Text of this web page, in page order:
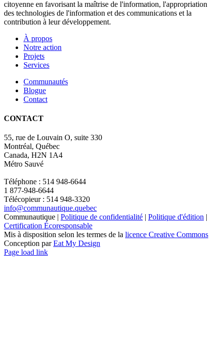
citoyenne en favorisant la maîtrise de l'information, l'appropriation
des technologies de l'information et des communications et la
contribution à leur développement.
À propos
Notre action
Projets
Services
Communautés
Blogue
Contact
CONTACT
55, rue de Louvain O, suite 330
Montréal, Québec
Canada, H2N 1A4
Métro Sauvé
Téléphone : 514 948-6644
1 877-948-6644
Télécopieur : 514 948-3320
info@communautique.quebec
Communautique | Politique de confidentialité | Politique d'édition |
Certification Écoresponsable
Mis à disposition selon les termes de la licence Creative Commons
Conception parEat My Design
Facebook
YouTube
LinkedIn
Email
Page load link